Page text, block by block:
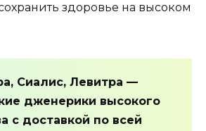
здоровье на высоком
Сиалис, Левитра —
дженерики высокого
с доставкой по всей